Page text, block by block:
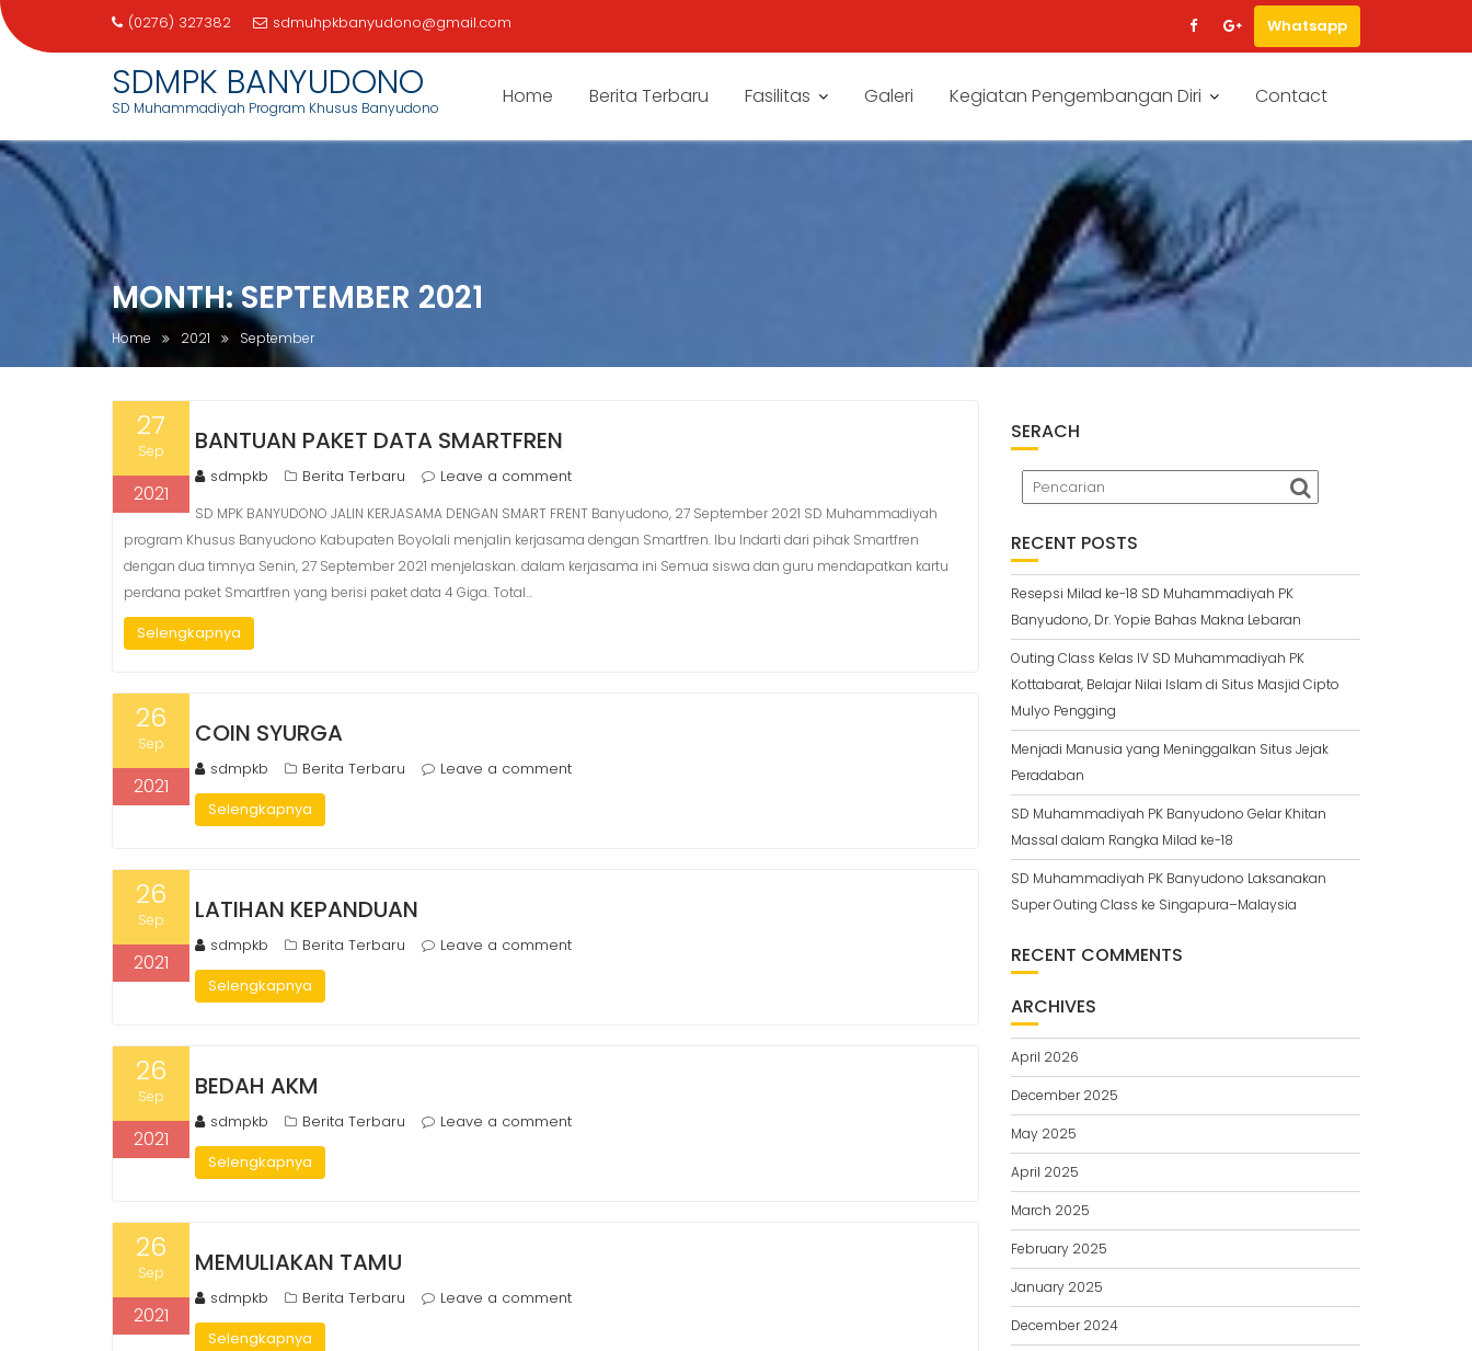
Skip
(0276) 327382 sdmuhpkbanyudono@gmail.com Whatsapp
SDMPK BANYUDONO
SD Muhammadiyah Program Khusus Banyudono Home Berita Terbaru Fasilitas Galeri Kegiatan Pengembangan Diri Contact
MONTH:SEPTEMBER 2021
Home 2021 September
27
Sep
2021
BANTUAN PAKET DATA SMARTFREN
sdmpkb Berita Terbaru Leave a comment
SD MPK BANYUDONO JALIN KERJASAMA DENGAN SMART FRENT Banyudono, 27 September 2021 SD Muhammadiyah
program Khusus Banyudono Kabupaten Boyolali menjalin kerjasama dengan Smartfren. Ibu Indarti dari pihak Smartfren
dengan dua timnya Senin, 27 September 2021 menjelaskan. dalam kerjasama ini Semua siswa dan guru mendapatkan kartu
perdana paket Smartfren yang berisi paket data 4 Giga. Total…
Selengkapnya
26
Sep
2021
COIN SYURGA
sdmpkb Berita Terbaru
Leave a comment
Selengkapnya
26
Sep
2021
LATIHAN KEPANDUAN
sdmpkb Berita Terbaru
Leave a comment
Selengkapnya
26
Sep
2021
BEDAH AKM
sdmpkb Berita Terbaru
Leave a comment
Selengkapnya
26
Sep
2021
MEMULIAKAN TAMU
sdmpkb Berita Terbaru
Leave a comment
Selengkapnya
SERACH
RECENT POSTS
Resepsi Milad ke-18 SD Muhammadiyah PK
Banyudono, Dr. Yopie Bahas Makna Lebaran
Outing Class Kelas IV SD Muhammadiyah PK
Kottabarat, Belajar Nilai Islam di Situs Masjid Cipto
Mulyo Pengging
Menjadi Manusia yang Meninggalkan Situs Jejak
Peradaban
SD Muhammadiyah PK Banyudono Gelar Khitan
Massal dalam Rangka Milad ke-18
SD Muhammadiyah PK Banyudono Laksanakan
Super Outing Class ke Singapura–Malaysia
RECENT COMMENTS
ARCHIVES
April 2026
December 2025
May 2025
April 2025
March 2025
February 2025
January 2025
December 2024